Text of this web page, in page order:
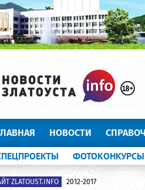
НОВОСТИ
ФОТОКОНКУРСЫ
ZLATOUST.INFO 2012-2017